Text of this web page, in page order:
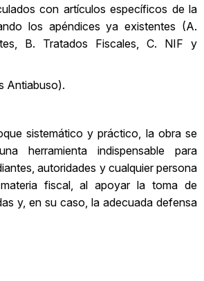
con artículos específicos de la
los apéndices ya existentes (A.
B. Tratados Fiscales, C. NIF y
Antiabuso).
sistemático y práctico, la obra se
herramienta indispensable para
autoridades y cualquier persona
fiscal, al apoyar la toma de
y, en su caso, la adecuada defensa